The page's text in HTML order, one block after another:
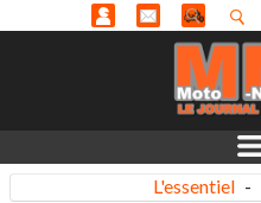
L'essentiel -